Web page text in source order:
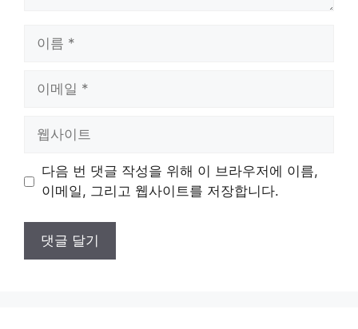
트
다음 번 댓글 작성을 위해 이 브라우저에 이름,
이메일, 그리고 웹사이트를 저장합니다.